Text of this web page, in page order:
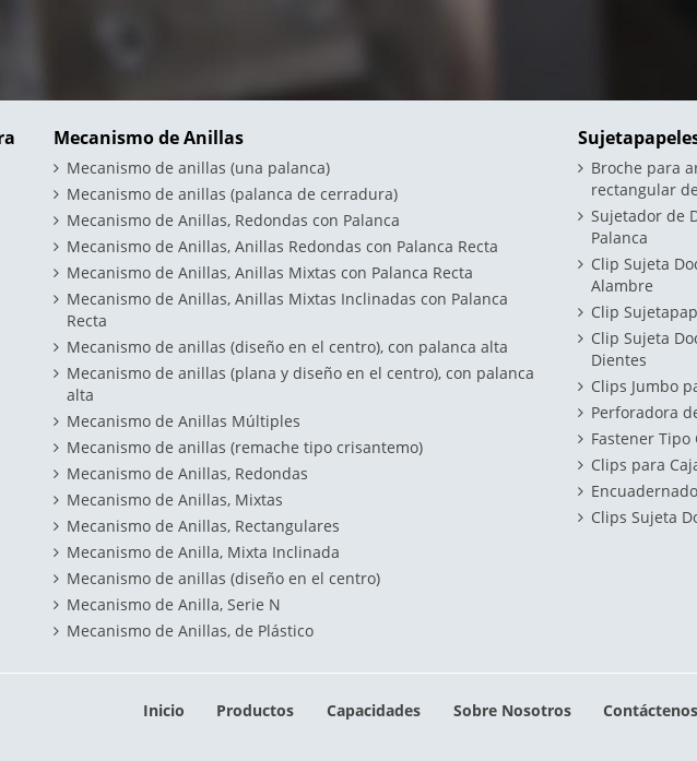
Mecanismo de Anillas
Mecanismo de anillas (una palanca)
Mecanismo de anillas (palanca de cerradura)
Mecanismo de Anillas, Redondas con Palanca
Mecanismo de Anillas, Anillas Redondas con Palanca Recta
Mecanismo de Anillas, Anillas Mixtas con Palanca Recta
Mecanismo de Anillas, Anillas Mixtas Inclinadas con Palanca
Recta
Mecanismo de anillas (diseño en el centro), con palanca alta
Mecanismo de anillas (plana y diseño en el centro), con palanca
alta
Mecanismo de Anillas Múltiples
Mecanismo de anillas (remache tipo crisantemo)
Mecanismo de Anillas, Redondas
Mecanismo de Anillas, Mixtas
Mecanismo de Anillas, Rectangulares
Mecanismo de Anilla, Mixta Inclinada
Mecanismo de anillas (diseño en el centro)
Mecanismo de Anilla, Serie N
Mecanismo de Anillas, de Plástico
Broche para
rectangular
Sujetador de
Palanca
Clip Sujeta
Alambre
Clip
Clip Sujeta
Dientes
Clips Jumbo
Perforadora
Fastener Tipo
Clips para
Clips Sujeta
Inicio Productos Capacidades Sobre Nosotros Contáctenos